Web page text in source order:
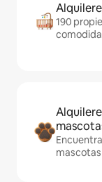
190
mascotas